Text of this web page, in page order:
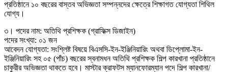
প্রতিষ্ঠানে ১০ বছরের বাস্তব অভিজ্ঞতা সম্পন্নদের ক্ষেত্রে শিক্ষাগত যােগ্যতা শিথিল
যােগ্য।
৩। পদের নাম: অতিথি প্রশিক্ষক (গ্রাফিক্স ডিজাইন)
পদের সংখ্যা: ০১ জন
আবেদন যোগ্যতা: সংশ্লিষ্ট বিষয়ে বিএসসি-ইন-ইঞ্জিনিয়ারিং অথবা ডিপ্লোমা-ইন-
ইঞ্জিনিয়ারিং সহ ০৫ (পাঁচ) বছরের স্বনামধন অতিথি প্রশিক্ষক শিল্প কারখানা প্রতিষ্ঠানে
চাকুরীর অভিজ্ঞতা থাকতে হবে। মাস্টার ক্রাফটস ম্যানফোরম্যান পদে শিল্প কারখানা/